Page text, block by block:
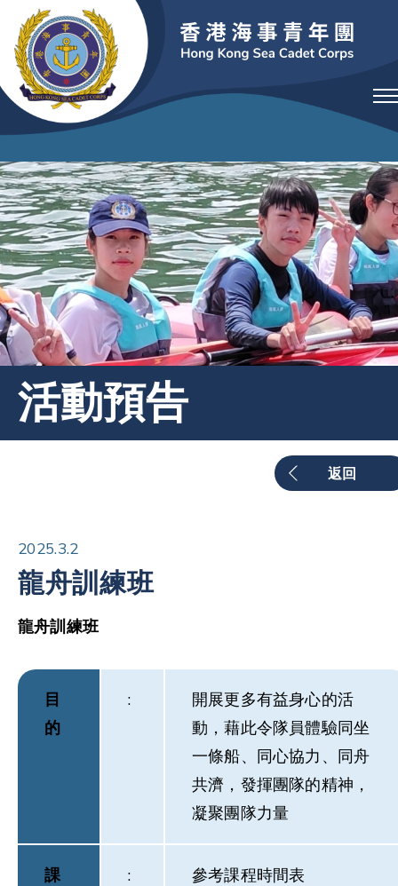
活動預告
返回
2025.3.2
龍舟訓練班
龍舟訓練班
目
的
:
開展更多有益身心的活
動，藉此令隊員體驗同坐
一條船、同心協力、同舟
共濟，發揮團隊的精神，
凝聚團隊力量
課
: 參考課程時間表